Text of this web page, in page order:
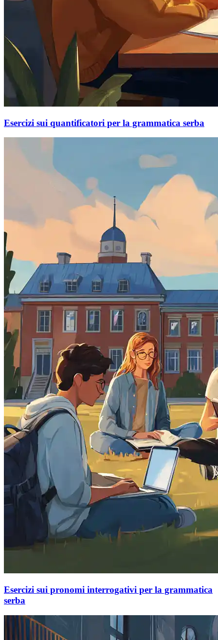
Esercizi sui quantificatori per la grammatica serba
Esercizi sui pronomi interrogativi per la grammatica
serba